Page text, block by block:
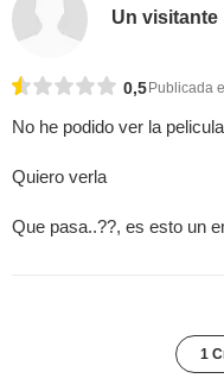
Un visitante
0,5Publicada
No he podido ver la
Quiero verla
Que pasa..??, es esto un
1